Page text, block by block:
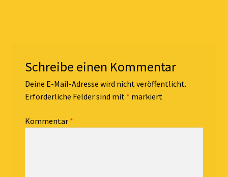
Schreibe einen Kommentar
Deine E-Mail-Adresse wird nicht veröffentlicht.
Erforderliche Felder sind mit * markiert
Kommentar *